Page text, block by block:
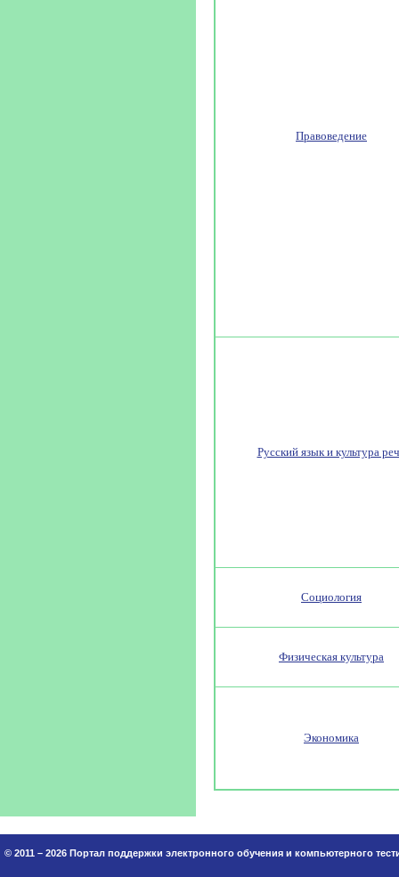
Правоведение
Русский язык и культура
Социология
Физическая культура
Экономика
© 2011 – 2026 Портал поддержки электронного обучения и компьютерного